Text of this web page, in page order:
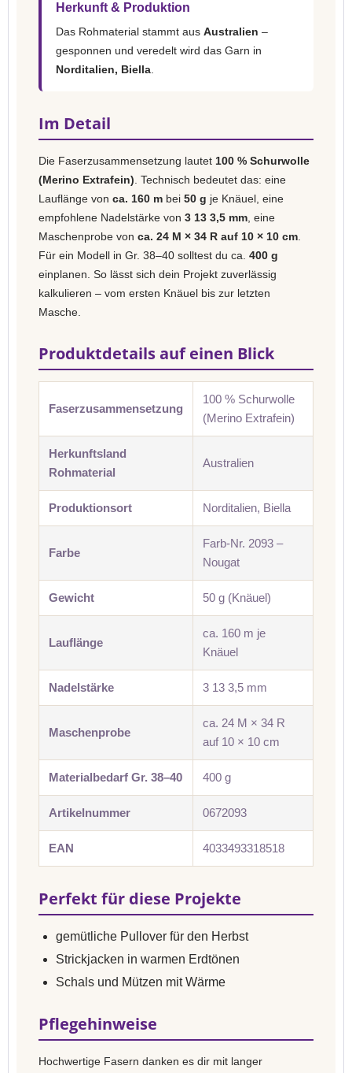
Herkunft & Produktion
Das Rohmaterial stammt aus Australien –
gesponnen und veredelt wird das Garn in
Norditalien, Biella
Im Detail
Die Faserzusammensetzung lautet 100 % Schurwolle
(Merino Extrafein) . Technisch bedeutet das: eine
Lauflänge von ca. 160 m bei 50 g je Knäuel, eine
empfohlene Nadelstärke von 3 13 3,5 mm , eine
Maschenprobe von ca. 24 M × 34 R auf 10 × 10 cm
Für ein Modell in Gr. 38–40 solltest du ca. 400 g
einplanen. So lässt sich dein Projekt zuverlässig
kalkulieren – vom ersten Knäuel bis zur letzten
Masche.
Produktdetails auf einen Blick
Faserzusammensetzung
100 % Schurwolle
(Merino Extrafein)
Herkunftsland
Rohmaterial
Australien
Produktionsort Norditalien, Biella
Farbe
Farb-Nr. 2093 –
Nougat
Gewicht 50 g (Knäuel)
Lauflänge
ca. 160 m je
Knäuel
Nadelstärke 3 13 3,5 mm
Maschenprobe
ca. 24 M × 34 R
auf 10 × 10 cm
Materialbedarf Gr. 38–40 400 g
Artikelnummer 0672093
EAN 4033493318518
Perfekt für diese Projekte
gemütliche Pullover für den Herbst
Strickjacken in warmen Erdtönen
Schals und Mützen mit Wärme
Pflegehinweise
Hochwertige Fasern danken es dir mit langer